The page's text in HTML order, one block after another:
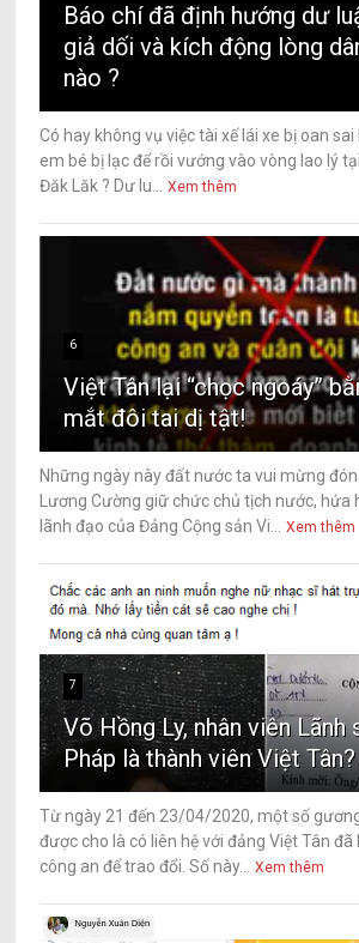
Báo chí đã định hướng dư
giả dối và kích động lòng
nào ?
Có hay không vụ việc tài xế lái xe bị oan
em bé bị lạc để rồi vướng vào vòng lao lý
Đăk Lăk ? Dư lu...
Xem thêm
6
Việt Tân lại “chọc ngoáy”
mắt đôi tai dị tật!
Những ngày này đất nước ta vui mừng
Lương Cường giữ chức chủ tịch nước, hứa
lãnh đạo của Đảng Cộng sản Vi...
Xem thêm
7
Võ Hồng Ly, nhân viên Lãnh
Pháp là thành viên Việt Tân?
Từ ngày 21 đến 23/04/2020, một số
được cho là có liên hệ với đảng Việt Tân đã
công an để trao đổi. Số này...
Xem thêm